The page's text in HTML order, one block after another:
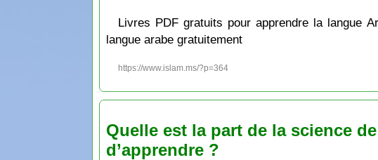
Livres PDF gratuits pour apprendre la langue
langue arabe gratuitement
https://www.islam.ms/?p=364
Quelle est la part de la science
d’apprendre ?